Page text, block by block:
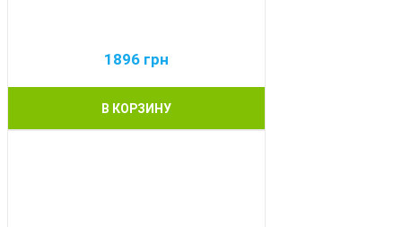
1896 грн
В КОРЗИНУ